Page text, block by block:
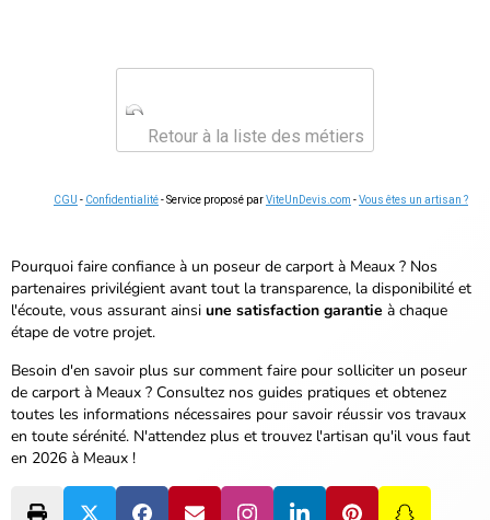
Retour à la liste des métiers
CGU - Confidentialité- Service proposé parViteUnDevis.com -Vous êtes un artisan ?
Pourquoi faire confiance à un poseur de carport à Meaux ? Nos
partenaires privilégient avant tout la transparence, la disponibilité et
l'écoute, vous assurant ainsi une satisfaction garantie à chaque
étape de votre projet.
Besoin d'en savoir plus sur comment faire pour solliciter un poseur
de carport à Meaux ? Consultez nos guides pratiques et obtenez
toutes les informations nécessaires pour savoir réussir vos travaux
en toute sérénité. N'attendez plus et trouvez l'artisan qu'il vous faut
en 2026 à Meaux !